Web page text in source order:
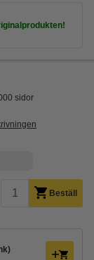
sidor
Beställ